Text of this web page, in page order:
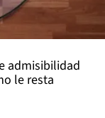
admisibilidad
le resta